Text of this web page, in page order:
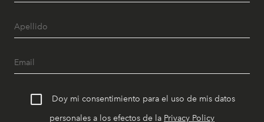
Doy mi consentimiento para el uso de mis datos
personales a los efectos de la Privacy Policy